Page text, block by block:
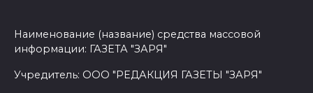
Наименование (название) средства массовой
информации: ГАЗЕТА "ЗАРЯ"
Учредитель: ООО "РЕДАКЦИЯ ГАЗЕТЫ "ЗАРЯ"